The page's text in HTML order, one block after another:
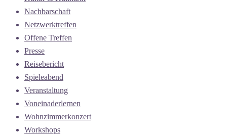
Nachbarschaft
Netzwerktreffen
Offene Treffen
Presse
Reisebericht
Spieleabend
Veranstaltung
Voneinaderlernen
Wohnzimmerkonzert
Workshops